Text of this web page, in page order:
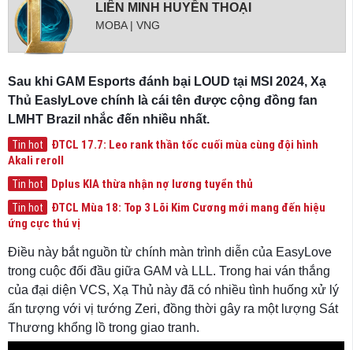
LIÊN MINH HUYỀN THOẠI
MOBA | VNG
Sau khi GAM Esports đánh bại LOUD tại MSI 2024, Xạ
Thủ EaslyLove chính là cái tên được cộng đồng fan
LMHT Brazil nhắc đến nhiều nhất.
Tin hot
ĐTCL 17.7: Leo rank thần tốc cuối mùa cùng đội hình
Akali reroll
Tin hot Dplus KIA thừa nhận nợ lương tuyển thủ
Tin hot
ĐTCL Mùa 18: Top 3 Lõi Kim Cương mới mang đến hiệu
ứng cực thú vị
Điều này bắt nguồn từ chính màn trình diễn của EasyLove
trong cuộc đối đầu giữa GAM và LLL. Trong hai ván thắng
của đại diện VCS, Xạ Thủ này đã có nhiều tình huống xử lý
ấn tượng với vị tướng Zeri, đồng thời gây ra một lượng Sát
Thương khổng lồ trong giao tranh.